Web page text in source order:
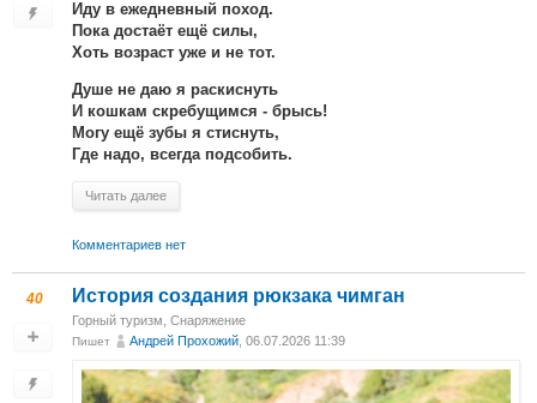
Иду в ежедневный поход.
Пока достаёт ещё силы,
Хоть возраст уже и не тот.
Душе не даю я раскиснуть
И кошкам скребущимся - брысь!
Могу ещё зубы я стиснуть,
Где надо, всегда подсобить.
Читать далее
Комментариев нет
40 История создания рюкзака чимган
Горный туризм Снаряжение
Пишет Андрей Прохожий , 06.07.2026 11:39